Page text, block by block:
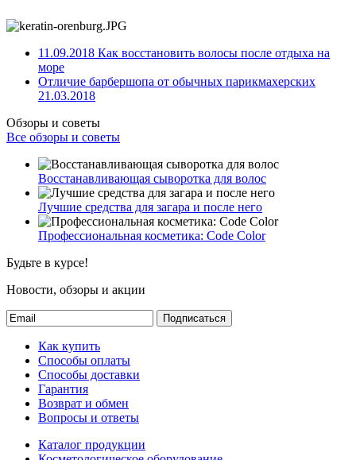
11.09.2018 Как восстановить волосы после отдыха на
море
Отличие барбершопа от обычных парикмахерских
21.03.2018
Обзоры и советы
Все обзоры и советы
Восстанавливающая сыворотка для волос
Лучшие средства для загара и после него
Профессиональная косметика: Code Color
Будьте в курсе!
Новости, обзоры и акции
Подписаться
Как купить
Способы оплаты
Способы доставки
Гарантия
Возврат и обмен
Вопросы и ответы
Каталог продукции